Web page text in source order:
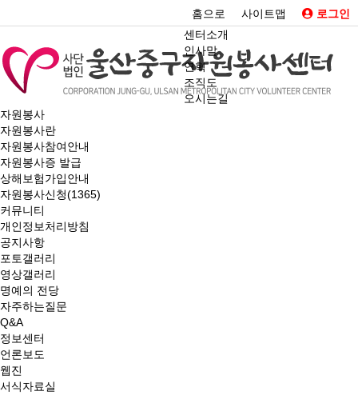
홈으로 사이트맵
로그인
센터소개
인사말
연혁
조직도
오시는길
자원봉사
자원봉사란
자원봉사참여안내
자원봉사증 발급
상해보험가입안내
자원봉사신청(1365)
커뮤니티
개인정보처리방침
공지사항
포토갤러리
영상갤러리
명예의 전당
자주하는질문
Q&A
정보센터
언론보도
웹진
서식자료실